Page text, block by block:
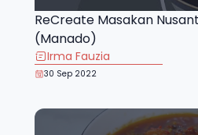
ReCreate Masakan
(Manado)
Irma Fauzia
30 Sep 2022